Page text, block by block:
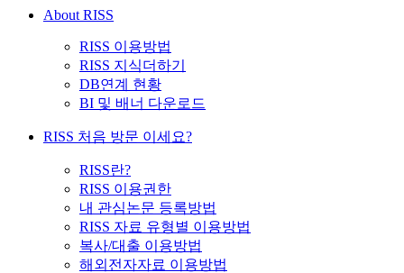
About RISS
RISS 이용방법
RISS 지식더하기
DB연계 현황
BI 및 배너 다운로드
RISS 처음 방문 이세요?
RISS란?
RISS 이용권한
내 관심논문 등록방법
RISS 자료 유형별 이용방법
복사/대출 이용방법
해외전자자료 이용방법